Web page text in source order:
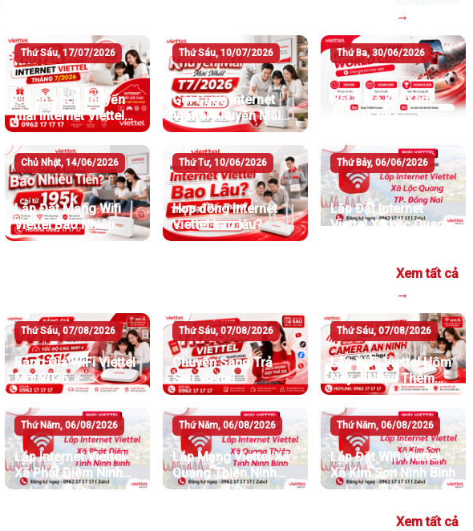
→
Thứ Sáu, 17/07/2026
Chính sách khuyến
mãi Internet Viettel
tháng 7/2026
Thứ Sáu, 10/07/2026
Gói Cước Internet
Viettel Khuyến Mãi
Mới Nhất T7/2026
Thứ Ba, 30/06/2026
Hết Data Khi Xem
World Cup?
Chủ Nhật, 14/06/2026
Lắp Đặt Mạng Wifi
Viettel Bao Nhiêu
Tiền
Thứ Tư, 10/06/2026
Hợp đồng Internet
Viettel bao lâu?
Thứ Bảy, 06/06/2026
Lắp Đặt Internet
Viettel Xã Lộc Quang
Xem tất cả
→
Thứ Sáu, 07/08/2026
Bảng Giá WiFi Viettel
Mới 2026
Thứ Sáu, 07/08/2026
Chuyển Sang Trả
Sau Viettel
Thứ Sáu, 07/08/2026
Lắp WiFi Viettel Hôm
Nay – Nhận Thêm
Camera An Ninh
Thứ Năm, 06/08/2026
Lắp Internet Viettel
Xã Phát Diệm Ninh
Bình
Thứ Năm, 06/08/2026
Lắp Mạng Viettel Xã
Quang Thiện Ninh
Bình
Thứ Năm, 06/08/2026
Lắp Đặt Wifi Viettel
Xã Kim Sơn Ninh Bình
Xem tất cả